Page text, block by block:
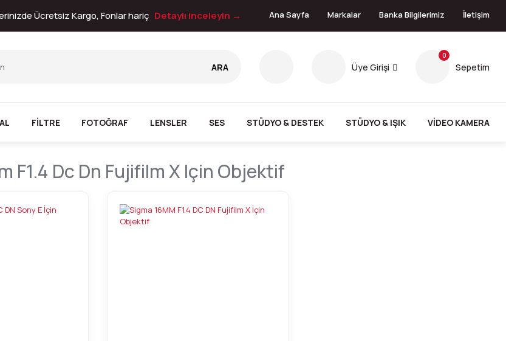
Ücretsiz Kargo, Fonlar hariç Detaylı inceleyin → Ana Sayfa Markalar Banka Bilgilerimiz İletişim
ARA Üye Girişi
0
Sepetim
FİLTRE FOTOĞRAF LENSLER SES STÜDYO & DESTEK STÜDYO & IŞIK VİDEO KAMERA
F1.4 Dc Dn Fujifilm X Için Objektif